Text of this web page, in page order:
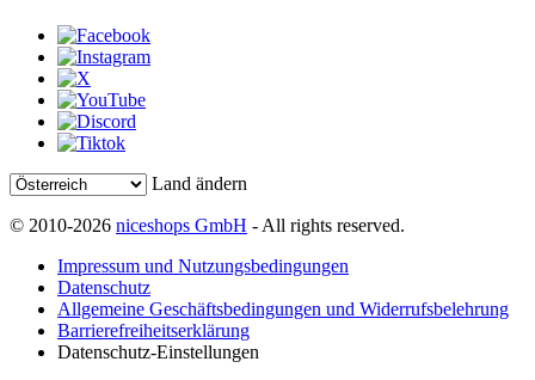
Land ändern
© 2010-2026 niceshops GmbH - All rights reserved.
Impressum und Nutzungsbedingungen
Datenschutz
Allgemeine Geschäftsbedingungen und Widerrufsbelehrung
Barrierefreiheitserklärung
Datenschutz-Einstellungen